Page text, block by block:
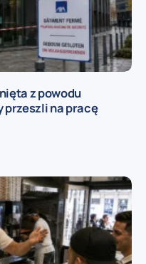
z powodu
przeszli na pracę